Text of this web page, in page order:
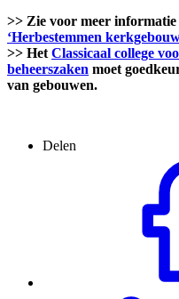
>> Zie voor meer
‘Herbestemmen
>> Het Classicaal college
beheerszaken moet
van gebouwen.
Delen